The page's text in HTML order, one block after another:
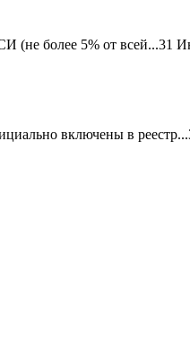
(не более 5% от всей...31
включены в реестр...